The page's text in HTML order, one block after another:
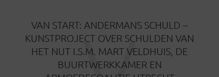
VAN START: ANDERMANS SCHULD –
KUNSTPROJECT OVER SCHULDEN VAN
HET NUT I.S.M. MART VELDHUIS, DE
BUURTWERKKAMER EN